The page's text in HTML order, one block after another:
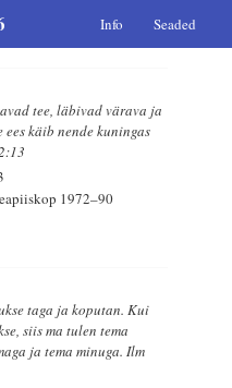
Info Seaded
tee, läbivad värava ja
käib nende kuningas
1972–90
taga ja koputan. Kui
siis ma tulen tema
ja tema minuga. Ilm